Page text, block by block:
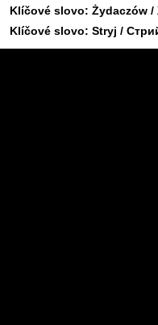
Klíčové slovo: Żydaczów /
Klíčové slovo: Stryj /